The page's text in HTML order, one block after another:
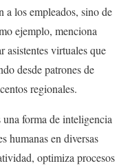
a los empleados, sino de
ejemplo, menciona
asistentes virtuales que
desde patrones de
regionales.
forma de inteligencia
humanas en diversas
optimiza procesos